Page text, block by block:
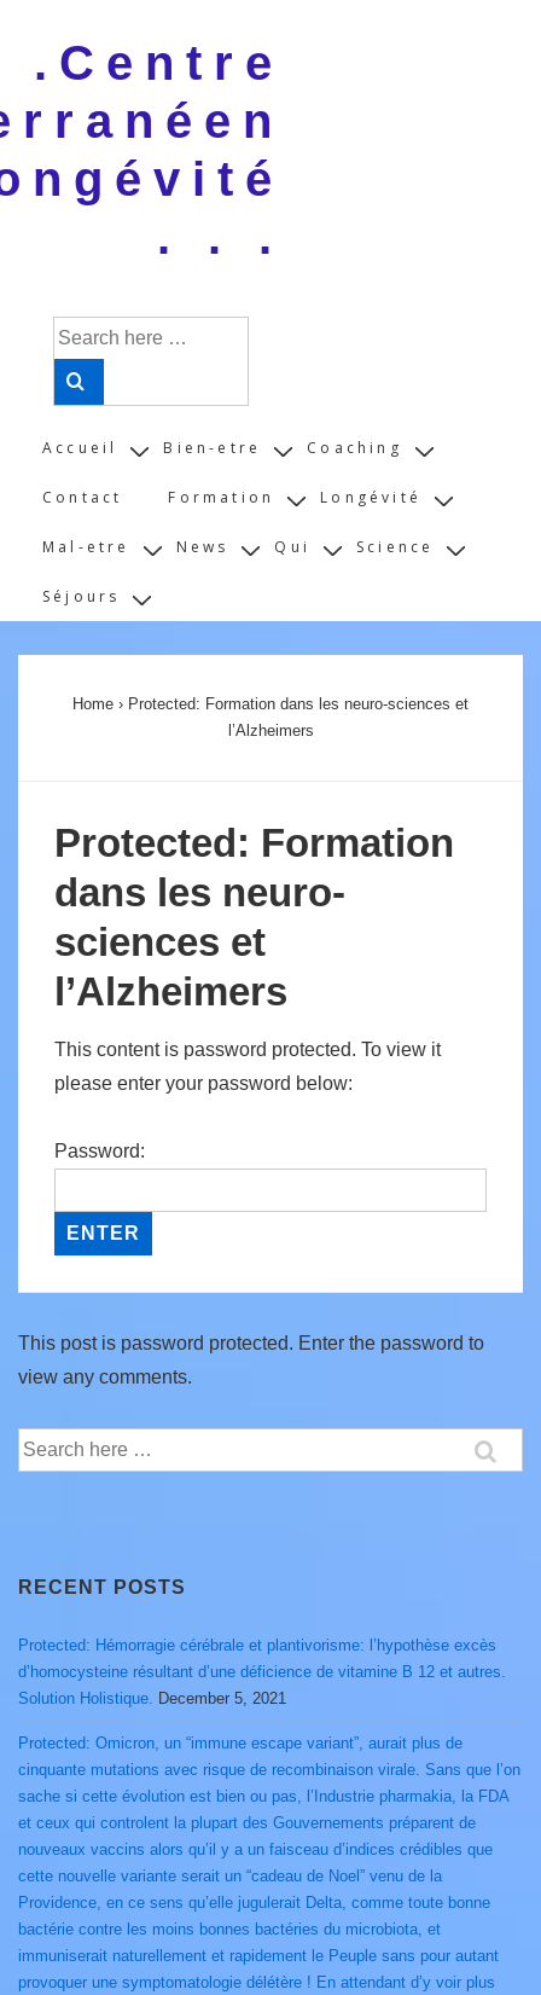
Main
.Centre
. . .
Search
for:
Main
Accueil Bien-etre Coaching
Contact Formation Longévité
Mal-etre News Qui Science
Séjours
Home › Protected: Formation dans les neuro-sciences et
l’Alzheimers
Protected: Formation
dans les neuro-
sciences et
l’Alzheimers
This content is password protected. To view it
please enter your password below:
Password:
This post is password protected. Enter the password to
view any comments.
Search
for:
RECENT POSTS
Protected: Hémorragie cérébrale et plantivorisme: l’hypothèse excès
d’homocysteine résultant d’une déficience de vitamine B 12 et autres.
Solution Holistique. December 5, 2021
Protected: Omicron, un “immune escape variant”, aurait plus de
cinquante mutations avec risque de recombinaison virale. Sans que l’on
sache si cette évolution est bien ou pas, l’Industrie pharmakia, la FDA
et ceux qui controlent la plupart des Gouvernements préparent de
nouveaux vaccins alors qu’il y a un faisceau d’indices crédibles que
cette nouvelle variante serait un “cadeau de Noel” venu de la
Providence, en ce sens qu’elle jugulerait Delta, comme toute bonne
bactérie contre les moins bonnes bactéries du microbiota, et
immuniserait naturellement et rapidement le Peuple sans pour autant
provoquer une symptomatologie délétère ! En attendant d’y voir plus